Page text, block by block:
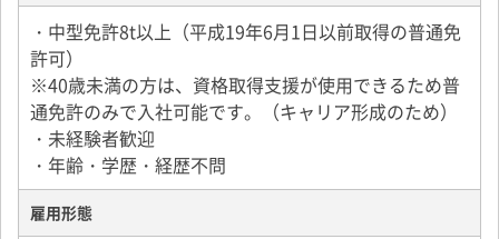
う必要もナシ！
業務がとても簡単なので、未経験の方もすぐに作業を
覚えることができます。
スポット回収がメインのため、毎日違う現場で新鮮な
気持ちで取り組めます！
※長期現場の場合は2～3ヶ月同じ現場に行くこともあ
り。
・中型免許8t以上（平成19年6月1日以前取得の普通免
許可）
※40歳未満の方は、資格取得支援が使用できるため普
通免許のみで入社可能です。（キャリア形成のため）
・未経験者歓迎
・年齢・学歴・経歴不問
雇用形態